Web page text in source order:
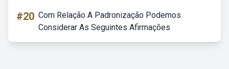
#20 Com Relação A Padronização Podemos
Considerar As Seguintes Afirmações